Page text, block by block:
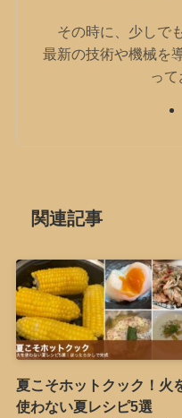
その時に、少しで
最新の技術や機械を
って
関連記事
夏こそホットクック！火
使わない夏レシピ5選